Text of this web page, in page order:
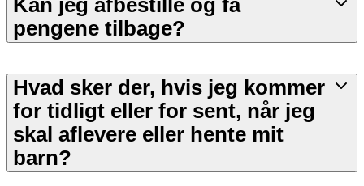
Kan jeg afbestille og få
pengene tilbage?
Hvad sker der, hvis jeg kommer
for tidligt eller for sent, når jeg
skal aflevere eller hente mit
barn?